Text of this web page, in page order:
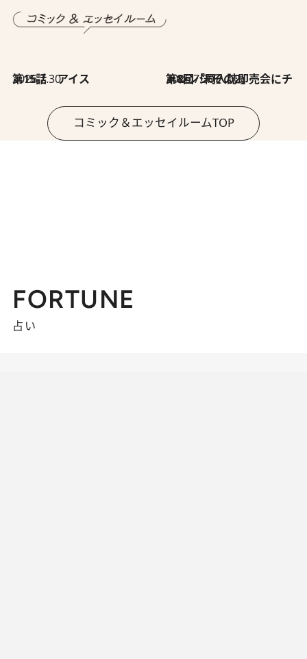
2026.7.30
第15話 アイス 2026.7.30
第8回「同人誌即売会にチャレンジ その2」
コミック＆エッセイルームTOP
FORTUNE
占い